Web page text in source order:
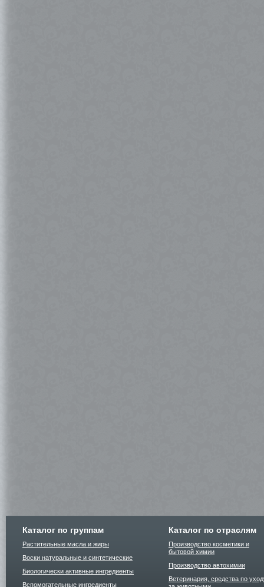
Каталог по группам
Растительные масла и жиры
Воски натуральные и синтетические
Биологически активные ингредиенты
Вспомогательные ингредиенты
Каталог по отраслям
Производство косметики и
бытовой химии
Производство автохимии
Ветеринария, средства по